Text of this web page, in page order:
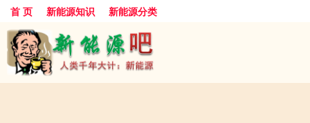
首 页 新能源知识 新能源分类